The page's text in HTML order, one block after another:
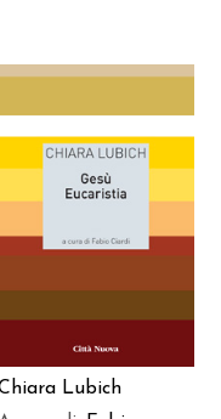
AGGIUNGI AL
Lubich